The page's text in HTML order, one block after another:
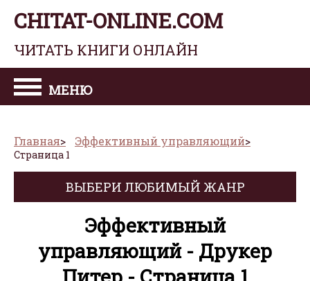
CHITAT-ONLINE.COM
ЧИТАТЬ КНИГИ ОНЛАЙН
МЕНЮ
Главная Эффективный управляющий
Страница 1
ВЫБЕРИ ЛЮБИМЫЙ ЖАНР
Эффективный
управляющий - Друкер